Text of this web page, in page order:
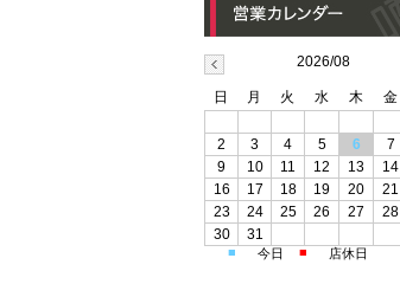
2026/08
日 月 火 水 木 金
2
3 4 5 6 7
9
10 11 12 13 14
16
17 18 19 20 21
23
24 25 26 27 28
30
31
■ 今日 ■ 店休日